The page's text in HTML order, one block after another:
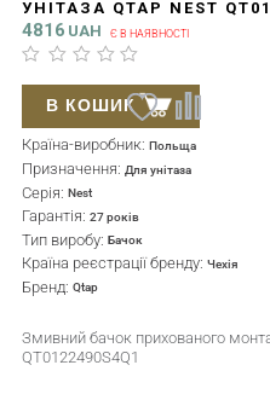
УНІТАЗА QTAP NEST
4816 UAH Є В НАЯВНОСТІ
Країна-виробник: Польща
Призначення: Для унітаза
Серія: Nest
Гарантія: 27 років
Тип виробу: Бачок
Країна реєстрації бренду: Чехія
Бренд: Qtap
Змивний бачок прихованого
QT0122490S4Q1
В КОШИК